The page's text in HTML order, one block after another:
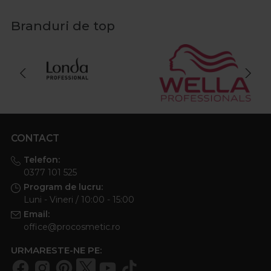
Branduri de top
CONTACT
Telefon:
0377 101 525
Program de lucru:
Luni - Vineri / 10:00 - 15:00
Email:
office@procosmetic.ro
URMARESTE-NE PE: